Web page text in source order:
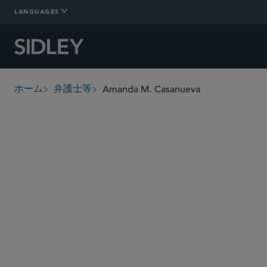
LANGUAGES
breadcrumbs
ホーム 弁護士等 Amanda M. Casanueva